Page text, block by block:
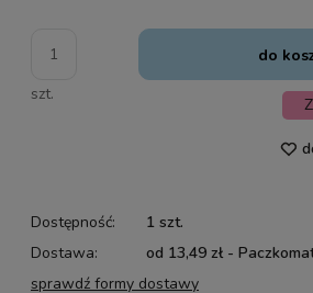
szt.
do
Dostępność:
1 szt.
Dostawa:
od 13,49 zł -
sprawdź formy dostawy